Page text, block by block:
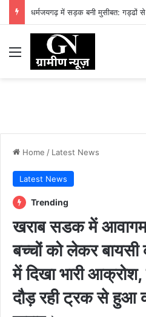
Menu
Home / Latest News
Latest News
Trending
खराब सडक में
बच्चों को लेकर बायसी
में दिखा भारी
दौड़ रही ट्रक से हुआ